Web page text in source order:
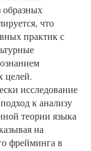
образных
что
практик с
целей.
исследование
к анализу
теории языка
на
фрейминга в